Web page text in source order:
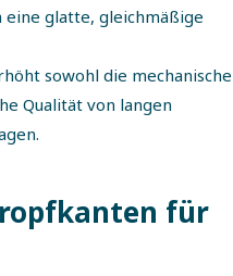
glatte, gleichmäßige
sowohl die mechanische
Qualität von langen
für